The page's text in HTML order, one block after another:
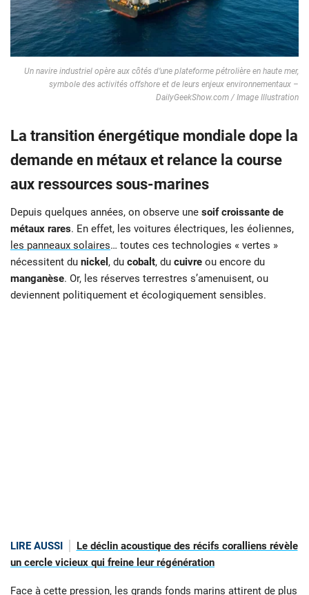
Un navire industriel opère aux côtés d’une plateforme pétrolière en haute mer,
symbole des activités offshore et de leurs enjeux environnementaux –
DailyGeekShow.com / Image Illustration
La transition énergétique mondiale dope la
demande en métaux et relance la course
aux ressources sous-marines
Depuis quelques années, on observe une soif croissante de
métaux rares. En effet, les voitures électriques, les éoliennes,
les panneaux solaires… toutes ces technologies « vertes »
nécessitent du nickel , du cobalt, du cuivre ou encore du
manganèse. Or, les réserves terrestres s’amenuisent, ou
deviennent politiquement et écologiquement sensibles.
LIRE AUSSI
Le déclin acoustique des récifs coralliens révèle
un cercle vicieux qui freine leur régénération
Face à cette pression, les grands fonds marins attirent de plus